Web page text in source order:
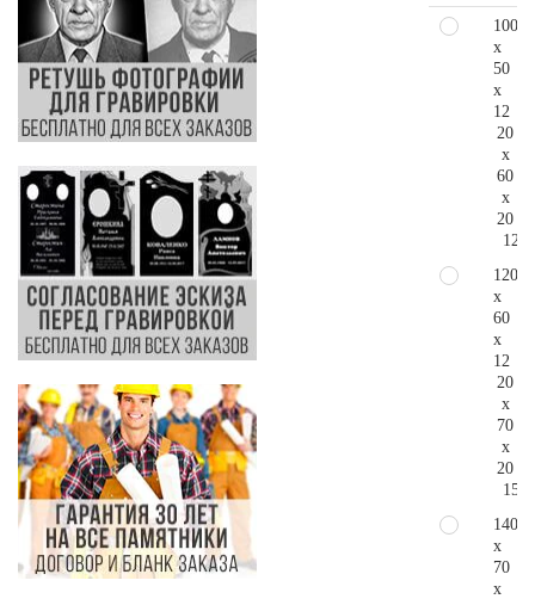
100
x
50
x
12
20
x
60
x
20
120
x
60
x
12
20
x
70
x
20
140
x
70
x